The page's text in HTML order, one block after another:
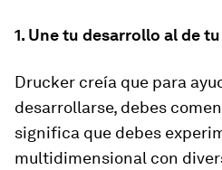
1. Une tu desarrollo al de
Drucker creía que para
desarrollarse, debes
significa que debes
multidimensional con